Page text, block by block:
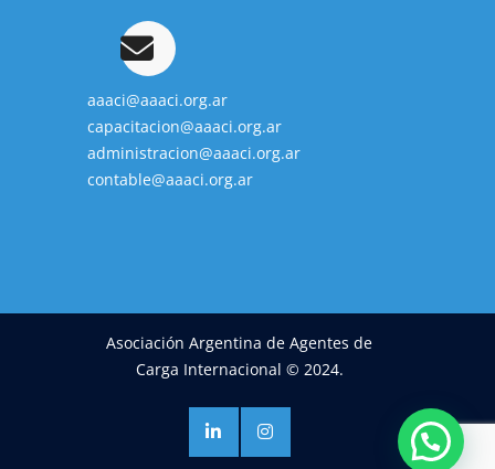
aaaci@aaaci.org.ar
capacitacion@aaaci.org.ar
administracion@aaaci.org.ar
contable@aaaci.org.ar
Asociación Argentina de Agentes de
Carga Internacional © 2024.